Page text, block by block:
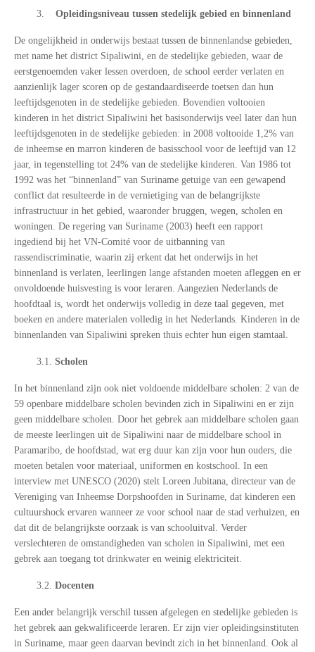
3. Opleidingsniveau tussen stedelijk gebied en binnenland
De ongelijkheid in onderwijs bestaat tussen de binnenlandse gebieden,
met name het district Sipaliwini, en de stedelijke gebieden, waar de
eerstgenoemden vaker lessen overdoen, de school eerder verlaten en
aanzienlijk lager scoren op de gestandaardiseerde toetsen dan hun
leeftijdsgenoten in de stedelijke gebieden. Bovendien voltooien
kinderen in het district Sipaliwini het basisonderwijs veel later dan hun
leeftijdsgenoten in de stedelijke gebieden: in 2008 voltooide 1,2% van
de inheemse en marron kinderen de basisschool voor de leeftijd van 12
jaar, in tegenstelling tot 24% van de stedelijke kinderen. Van 1986 tot
1992 was het “binnenland” van Suriname getuige van een gewapend
conflict dat resulteerde in de vernietiging van de belangrijkste
infrastructuur in het gebied, waaronder bruggen, wegen, scholen en
woningen. De regering van Suriname (2003) heeft een rapport
ingediend bij het VN-Comité voor de uitbanning van
rassendiscriminatie, waarin zij erkent dat het onderwijs in het
binnenland is verlaten, leerlingen lange afstanden moeten afleggen en er
onvoldoende huisvesting is voor leraren. Aangezien Nederlands de
hoofdtaal is, wordt het onderwijs volledig in deze taal gegeven, met
boeken en andere materialen volledig in het Nederlands. Kinderen in de
binnenlanden van Sipaliwini spreken thuis echter hun eigen stamtaal.
3.1. Scholen
In het binnenland zijn ook niet voldoende middelbare scholen: 2 van de
59 openbare middelbare scholen bevinden zich in Sipaliwini en er zijn
geen middelbare scholen. Door het gebrek aan middelbare scholen gaan
de meeste leerlingen uit de Sipaliwini naar de middelbare school in
Paramaribo, de hoofdstad, wat erg duur kan zijn voor hun ouders, die
moeten betalen voor materiaal, uniformen en kostschool. In een
interview met UNESCO (2020) stelt Loreen Jubitana, directeur van de
Vereniging van Inheemse Dorpshoofden in Suriname, dat kinderen een
cultuurshock ervaren wanneer ze voor school naar de stad verhuizen, en
dat dit de belangrijkste oorzaak is van schooluitval. Verder
verslechteren de omstandigheden van scholen in Sipaliwini, met een
gebrek aan toegang tot drinkwater en weinig elektriciteit.
3.2. Docenten
Een ander belangrijk verschil tussen afgelegen en stedelijke gebieden is
het gebrek aan gekwalificeerde leraren. Er zijn vier opleidingsinstituten
in Suriname, maar geen daarvan bevindt zich in het binnenland. Ook al